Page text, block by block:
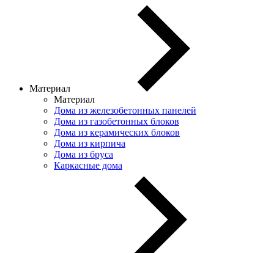
Материал
Материал
Дома из железобетонных панелей
Дома из газобетонных блоков
Дома из керамических блоков
Дома из кирпича
Дома из бруса
Каркасные дома